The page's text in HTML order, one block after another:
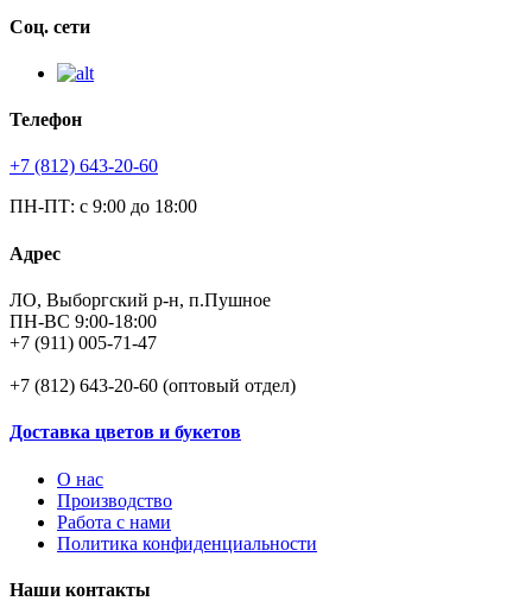
Соц. сети
Телефон
+7 (812) 643-20-60
ПН-ПТ: с 9:00 до 18:00
Адрес
ЛО, Выборгский р-н, п.Пушное
ПН-ВС 9:00-18:00
+7 (911) 005-71-47
+7 (812) 643-20-60 (оптовый отдел)
Доставка цветов и букетов
О нас
Производство
Работа с нами
Политика конфиденциальности
Наши контакты